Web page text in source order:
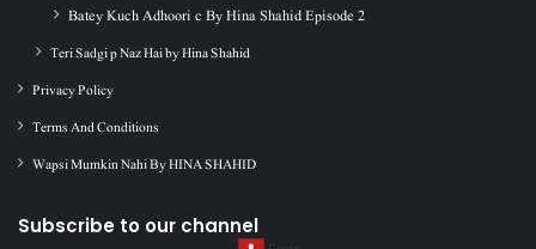
Batey Kuch Adhoori c By Hina Shahid Episode 2
Teri Sadgi p Naz Hai by Hina Shahid
Privacy Policy
Terms And Conditions
Wapsi Mumkin Nahi By HINA SHAHID
Subscribe to our channel